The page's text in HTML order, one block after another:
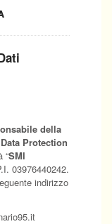
della
Data Protection
“SMI
03976440242.
indirizzo